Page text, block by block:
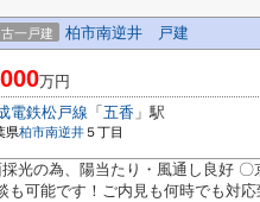
一戸建 柏市南逆井 戸建
万円
電鉄松戸線 「 五香 」駅
県柏市南逆井 ５丁目
光の為、陽当たり・風通し良好
も可能です！ご内見も何時でも対応